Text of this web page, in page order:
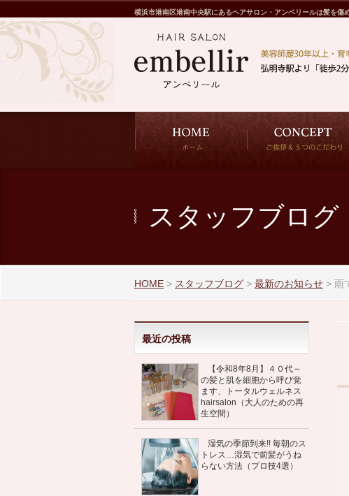
横浜市港南区港南中央駅にあるヘアサロン・アンベリールは髪を傷
スタッフブログ
HOME > スタッフブログ > 最新のお知らせ > 雨
最近の投稿
【令和8年8月】４０代～
の髪と肌を細胞から呼び覚
ます、トータルウェルネス
hairsalon（大人のための再
生空間）
湿気の季節到来!! 毎朝のス
トレス…湿気で前髪がうね
らない方法（プロ技4選）